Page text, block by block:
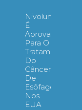
Nivolumabe
É
Aprovado
Para O
Tratamento
Do
Câncer
De
Esôfago
Nos
EUA